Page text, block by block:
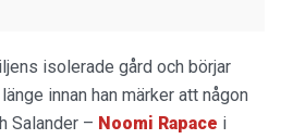
isolerade gård och börjar
innan han märker att någon
Salander – Noomi Rapace i